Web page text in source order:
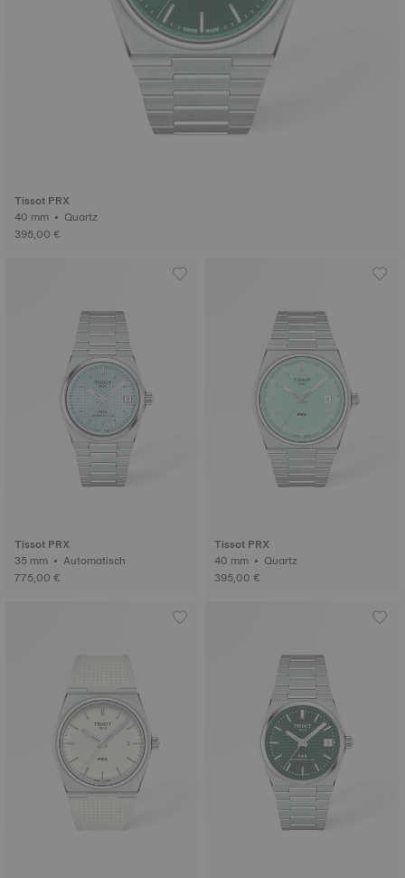
Tissot PRX
40 mm • Quartz
395,00 €
Tissot PRX
35 mm • Automatisch
775,00 €
Tissot PRX
40 mm • Quartz
395,00 €